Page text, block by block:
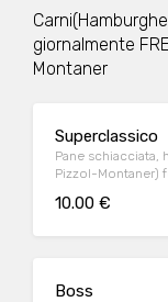
giornalmente
Montaner
Superclassico
Pane schiacciata,
Pizzol-Montaner)
10.00 €
Boss